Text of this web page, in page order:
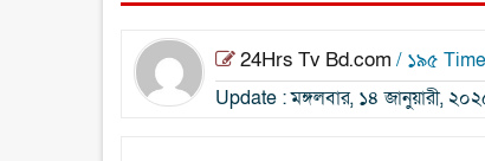
24Hrs Tv Bd.com / ১৯৫
Update : মঙ্গলবার, ১৪ জানুয়ারী,